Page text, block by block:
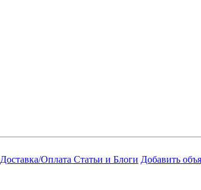
Доставка/Оплата Статьи и Блоги Добавить